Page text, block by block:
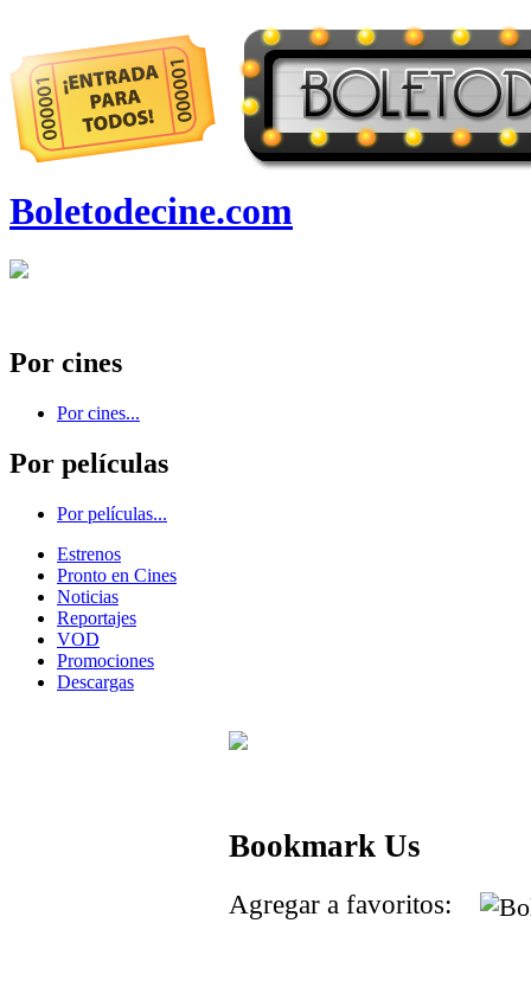
Boletodecine.com
Por cines
Por cines...
Por películas
Por películas...
Estrenos
Pronto en Cines
Noticias
Reportajes
VOD
Promociones
Descargas
Bookmark Us
Agregar a favoritos: